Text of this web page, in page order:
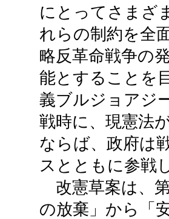
にとってさまざ
れらの制約を全
略反革命戦争の
能とすることを
義ブルジョアジ
戦時に、現憲法
ならば、政府は
スとともに参戦
改憲草案は、
の放棄」から「